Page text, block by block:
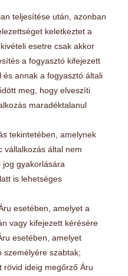
teljesítése után, azonban
keletkeztet a
esetre csak akkor
a fogyasztó kifejezett
annak a fogyasztó általi
meg, hogy elveszíti
maradéktalanul
tekintetében, amelynek
vállalkozás által nem
jog gyakorlására
is lehetséges
esetében, amelyet a
vagy kifejezett kérésére
esetében, amelyet
személyére szabtak;
rövid ideig megőrző Áru